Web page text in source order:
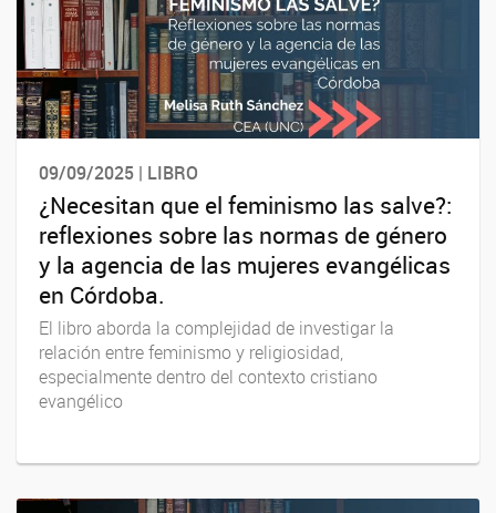
09/09/2025 | LIBRO
¿Necesitan que el feminismo las salve?:
reflexiones sobre las normas de género
y la agencia de las mujeres evangélicas
en Córdoba.
El libro aborda la complejidad de investigar la
relación entre feminismo y religiosidad,
especialmente dentro del contexto cristiano
evangélico